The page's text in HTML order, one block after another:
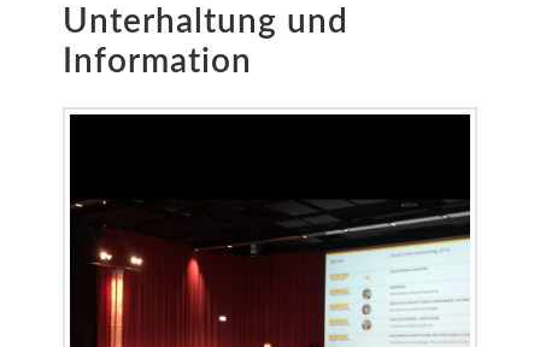
Unterhaltung und
Information